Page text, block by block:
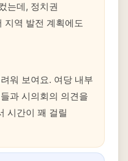
는데, 정치권
지역 발전 계획에도
워 보여요. 여당 내부
과 시의회의 의견을
시간이 꽤 걸릴